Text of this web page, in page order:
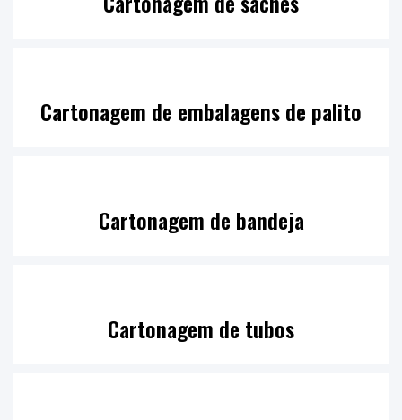
Cartonagem de embalagens de palito
Cartonagem de bandeja
Cartonagem de tubos